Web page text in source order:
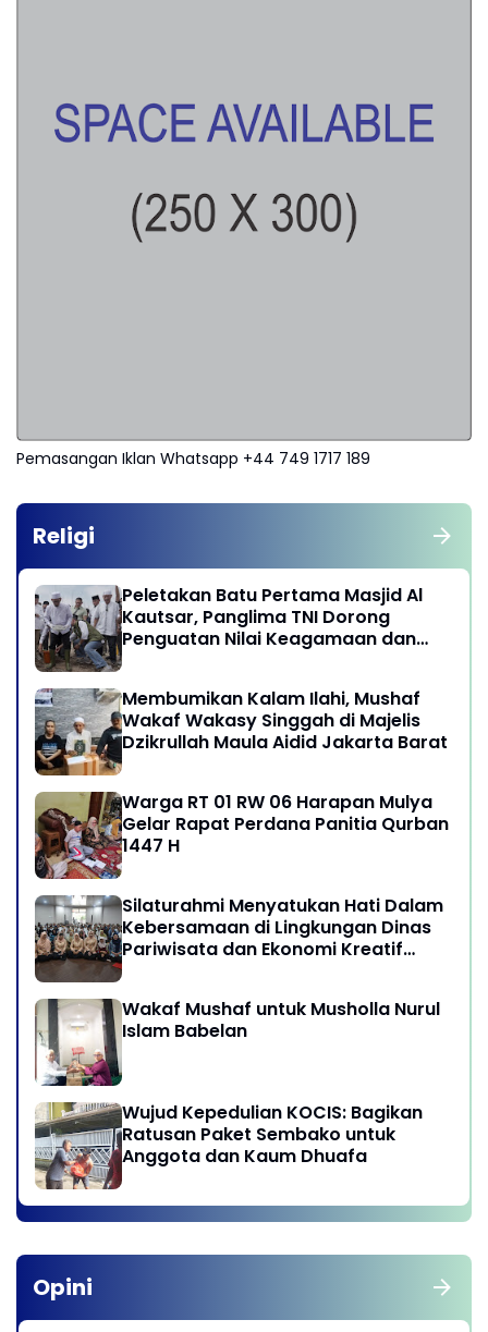
Pemasangan Iklan Whatsapp +44 749 1717 189
Religi
Peletakan Batu Pertama Masjid Al
Kautsar, Panglima TNI Dorong
Penguatan Nilai Keagamaan dan
Membumikan Kalam Ilahi, Mushaf
Wakaf Wakasy Singgah di Majelis
Dzikrullah Maula Aidid Jakarta Barat
Warga RT 01 RW 06 Harapan Mulya
Gelar Rapat Perdana Panitia Qurban
1447 H
Silaturahmi Menyatukan Hati Dalam
Kebersamaan di Lingkungan Dinas
Pariwisata dan Ekonomi Kreatif
Wakaf Mushaf untuk Musholla Nurul
Islam Babelan
Wujud Kepedulian KOCIS: Bagikan
Ratusan Paket Sembako untuk
Anggota dan Kaum Dhuafa
Opini